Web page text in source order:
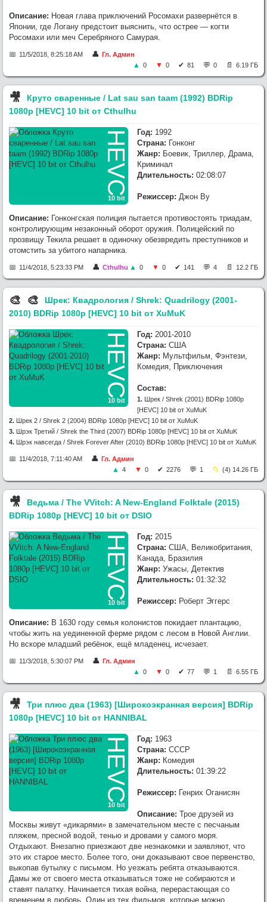
Описание: Новая глава приключений Росомахи развернётся в
Японии, где Логану предстоит выяснить, что острее — когти
Росомахи или меч Серебряного Самурая.
11/5/2018, 8:25:18 AM
Гл. Админ
0
0 81 0 6.19 ГБ
🎥︎
Круто сваренные / Lat sau san taam (1992) BDRip
1080p [HEVC] 10 bit от Cthulhu
HEVC
10 bit
Год: 1992
Страна: Гонконг
Жанр: Боевик, Триллер, Драма,
Криминал
Длительность: 02:08:07
Режиссер: Джон Ву
Описание: Гонконгская полиция пытается противостоять триадам,
контролирующим незаконный оборот оружия. Полицейский по
прозвищу Текила решает в одиночку обезвредить преступников и
отомстить за убитого напарника.
11/4/2018, 5:23:33 PM Cthulhu 0 0 141 4 12.2 ГБ
🎨︎ 🎨︎
Шрек: Квадрология / Shrek: Quadrilogy (2001-
2010) BDRip 1080p [HEVC] 10 bit от XuMuK
HEVC
10 bit
Год: 2001-2010
Страна: США
Жанр: Мультфильм, Фэнтези,
Комедия, Приключения
Состав:
1. Шрек / Shrek (2001) BDRip 1080p
[HEVC] 10 bit от XuMuK
2. Шрек 2 / Shrek 2 (2004) BDRip 1080p [HEVC] 10 bit от XuMuK
3. Шрэк Третий / Shrek the Third (2007) BDRip 1080p [HEVC] 10 bit от XuMuK
4. Шрэк навсегда / Shrek Forever After (2010) BDRip 1080p [HEVC] 10 bit от XuMuK
11/4/2018, 7:11:40 AM
Гл. Админ
4
0 2276 1 (4) 14.26 ГБ
🎥︎
Ведьма / The VVitch: A New-England Folktale (2015)
BDRip 1080p [HEVC] 10 bit от DSIO
HEVC
10 bit
Год: 2015
Страна: США, Великобритания,
Канада, Бразилия
Жанр: Ужасы, Детектив
Длительность: 01:32:32
Режиссер: Роберт Эггерс
Описание: В 1630 году семья колонистов покидает плантацию,
чтобы жить на уединенной ферме рядом с лесом в Новой Англии.
Но вскоре младший ребёнок, ещё младенец, исчезает.
11/3/2018, 5:30:07 PM
Гл. Админ
0
0 77 1 6.55 ГБ
🎥︎
Три плюс два (1963) [Широкоэкранная версия] BDRip
1080p [HEVC] 10 bit от HANNIBAL
HEVC
10 bit
Год: 1963
Страна: СССР
Жанр: Комедия
Длительность: 01:39:22
Режиссер: Генрих Оганисян
Описание: Трое друзей из
Москвы живут «дикарями» в замечательном месте с песчаным
пляжем, пресной водой, тенью и дровами у самого моря.
Отдыхают. Внезапно приезжают две незнакомки и заявляют, что
это их старое место. Более того, они доказывают свое первенство,
выкопав бутылку с письмом. Но уезжать ребята отказываются.
Дамы же от своего места отказываться тоже не собираются и
ставят палатку. Начинается тихая война, перерастающая со
временем в любовь. Один из тех фильмов, которые можно